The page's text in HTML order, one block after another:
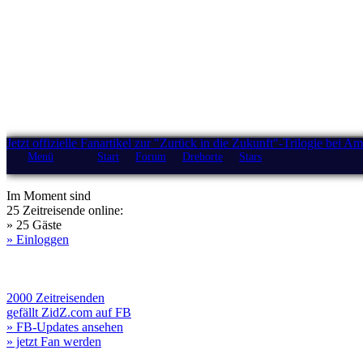
Jetzt offizielle Fanartikel zur "Zurück in die Zukunft"-Trilogie bei
Menü Start Forum Drehorte Stars
Im Moment sind
25 Zeitreisende online:
» 25 Gäste
» Einloggen
2000 Zeitreisenden
gefällt ZidZ.com auf FB
» FB-Updates ansehen
» jetzt Fan werden